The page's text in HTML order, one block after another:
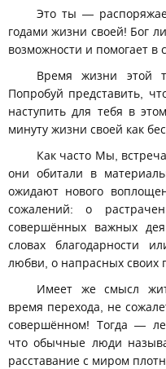
Это ты —
годами жизни своей! Бог
возможности и помогает в
Время жизни этой
Попробуй представить,
наступить для тебя в
минуту жизни своей как
Как часто Мы,
они обитали в
ожидают нового
сожалений: о
совершённых важных
словах благодарности
любви, о напрасных своих
Имеет же смысл
время перехода, не
совершённом! Тогда —
что обычные люди
расставание с миром